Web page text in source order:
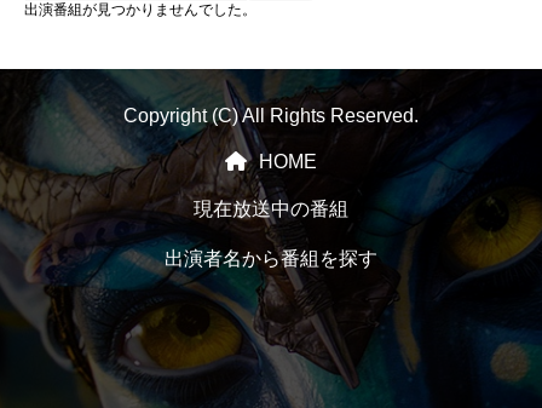
出演番組が見つかりませんでした。
Copyright (C) All Rights Reserved.
HOME
現在放送中の番組
出演者名から番組を探す